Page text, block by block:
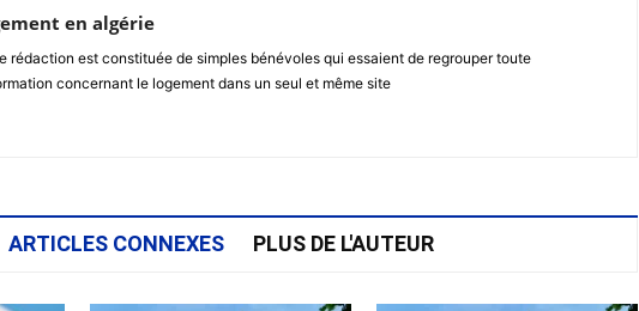
en algérie
rédaction est constituée de simples bénévoles qui essaient de regrouper toute
concernant le logement dans un seul et même site
ARTICLES CONNEXES PLUS DE L'AUTEUR